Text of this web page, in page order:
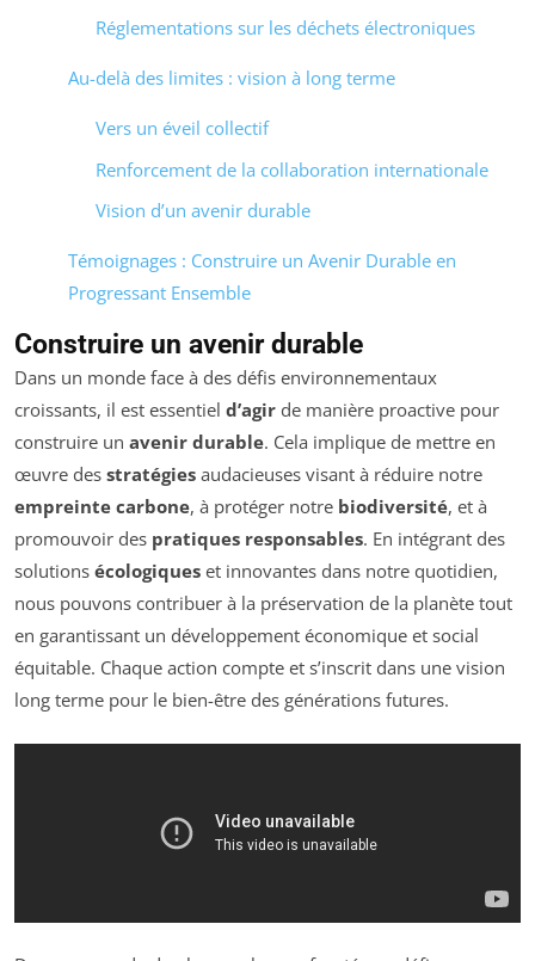
Réglementations sur les déchets électroniques
Au-delà des limites : vision à long terme
Vers un éveil collectif
Renforcement de la collaboration internationale
Vision d’un avenir durable
Témoignages : Construire un Avenir Durable en
Progressant Ensemble
Construire un avenir durable
Dans un monde face à des défis environnementaux
croissants, il est essentiel d’agir de manière proactive pour
construire un avenir durable. Cela implique de mettre en
œuvre des stratégies audacieuses visant à réduire notre
empreinte carbone, à protéger notre biodiversité, et à
promouvoir des pratiques responsables. En intégrant des
solutions écologiques et innovantes dans notre quotidien,
nous pouvons contribuer à la préservation de la planète tout
en garantissant un développement économique et social
équitable. Chaque action compte et s’inscrit dans une vision
long terme pour le bien-être des générations futures.